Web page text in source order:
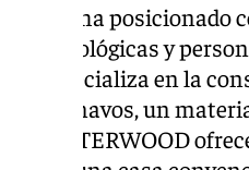
se ha
ecológicas y
se especializa en la
escandinavos, un
MISTERWOOD